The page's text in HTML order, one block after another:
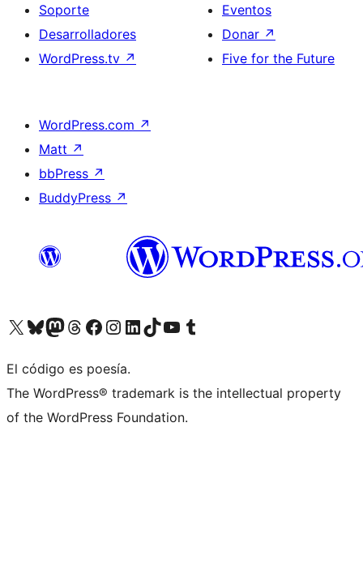
Soporte
Desarrolladores
WordPress.tv ↗
Eventos
Donar ↗
Five for the Future
WordPress.com ↗
Matt ↗
bbPress ↗
BuddyPress ↗
Visitá nuestra cuenta de X (anteriormente Twitter)
Visitá nuestra cuenta de Bluesky
Visitá nuestra cuenta de Mastodon
Visitá nuestra cuenta de Threads
Visitá nuestra página de Facebook
Visitá nuestra cuenta de Instagram
Visitá nuestra cuenta de LinkedIn
Visitá nuestra cuenta de TikTok
Visitá nuestro canal de YouTube
Visitá nuestra cuenta de Tumblr
El código es poesía.
The WordPress® trademark is the intellectual property
of the WordPress Foundation.